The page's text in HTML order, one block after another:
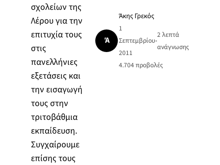
σχολείων της
Λέρου για την
επιτυχία τους
στις
πανελλήνιες
εξετάσεις και
την εισαγωγή
τους στην
τριτοβάθμια
εκπαίδευση.
Συγχαίρουμε
επίσης τους
Ά
Άκης Γρεκός
1
Σεπτεμβρίου
2011
•
2 λεπτά
ανάγνωσης
4.704προβολές